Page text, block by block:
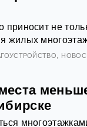
не
жилых